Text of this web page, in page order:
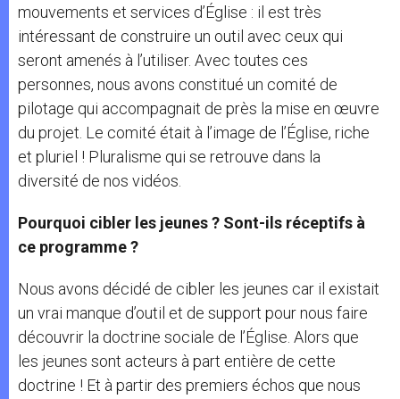
mouvements et services d’Église : il est très
intéressant de construire un outil avec ceux qui
seront amenés à l’utiliser. Avec toutes ces
personnes, nous avons constitué un comité de
pilotage qui accompagnait de près la mise en œuvre
du projet. Le comité était à l’image de l’Église, riche
et pluriel ! Pluralisme qui se retrouve dans la
diversité de nos vidéos.
Pourquoi cibler les jeunes ? Sont-ils réceptifs à
ce programme ?
Nous avons décidé de cibler les jeunes car il existait
un vrai manque d’outil et de support pour nous faire
découvrir la doctrine sociale de l’Église. Alors que
les jeunes sont acteurs à part entière de cette
doctrine ! Et à partir des premiers échos que nous